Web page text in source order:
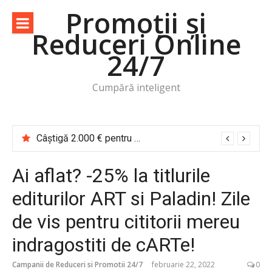
conținut
Promoții și
Reduceri Online
24/7
Cumpără inteligent
Câștigă 2.000 € pentru o vacanță de cititor Cărțile te trimit în călătorie
Ai aflat? -25% la titlurile
editurilor ART si Paladin! Zile
de vis pentru cititorii mereu
indragostiti de cARTe!
Campanii de Reduceri si Promotii 24/7 februarie 22, 2022 0